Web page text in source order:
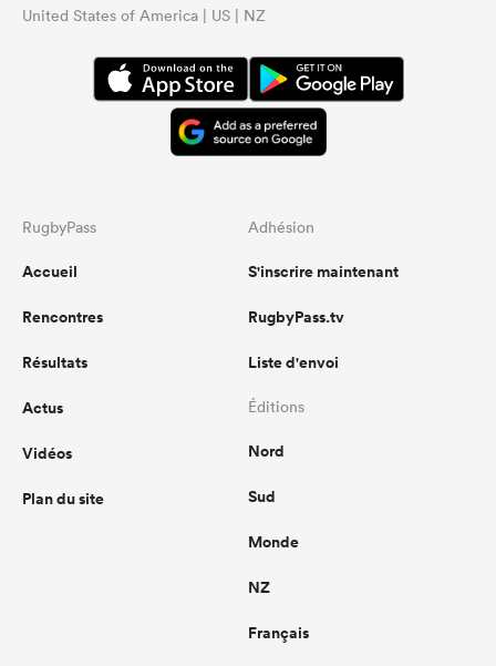
United States of America | US | NZ
RugbyPass
Accueil
Rencontres
Résultats
Actus
Vidéos
Plan du site
Adhésion
S'inscrire maintenant
RugbyPass.tv
Liste d'envoi
Éditions
Nord
Sud
Monde
NZ
Français